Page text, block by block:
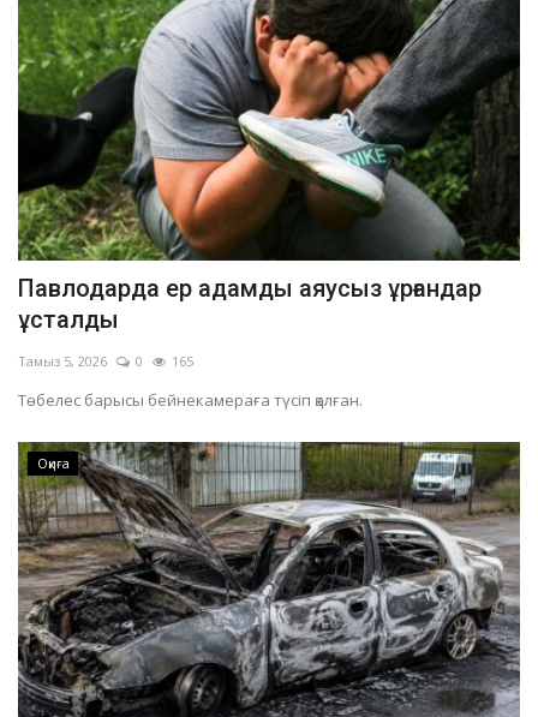
Павлодарда ер адамды аяусыз ұрғандар
ұсталды
Тамыз 5, 2026 0 165
Төбелес барысы бейнекамераға түсіп қалған.
Оқиға